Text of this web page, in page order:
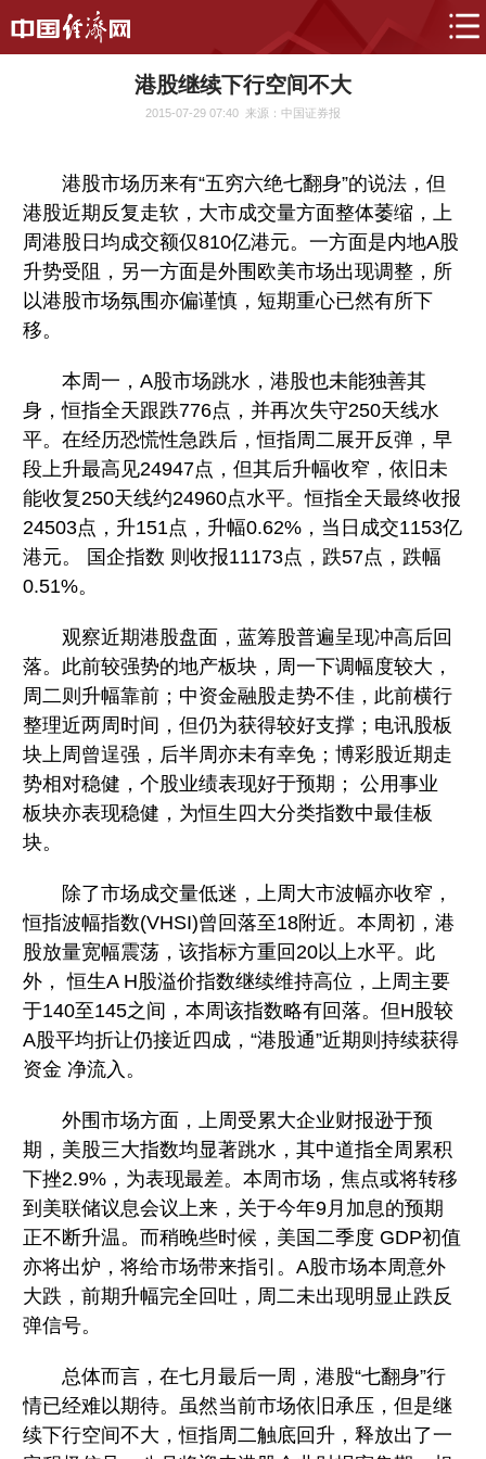
港股继续下行空间不大
2015-07-29 07:40 来源：中国证券报
港股市场历来有“五穷六绝七翻身”的说法，但
港股近期反复走软，大市成交量方面整体萎缩，上
周港股日均成交额仅810亿港元。一方面是内地A股
升势受阻，另一方面是外围欧美市场出现调整，所
以港股市场氛围亦偏谨慎，短期重心已然有所下
移。
本周一，A股市场跳水，港股也未能独善其
身，恒指全天跟跌776点，并再次失守250天线水
平。在经历恐慌性急跌后，恒指周二展开反弹，早
段上升最高见24947点，但其后升幅收窄，依旧未
能收复250天线约24960点水平。恒指全天最终收报
24503点，升151点，升幅0.62%，当日成交1153亿
港元。 国企指数 则收报11173点，跌57点，跌幅
0.51%。
观察近期港股盘面，蓝筹股普遍呈现冲高后回
落。此前较强势的地产板块，周一下调幅度较大，
周二则升幅靠前；中资金融股走势不佳，此前横行
整理近两周时间，但仍为获得较好支撑；电讯股板
块上周曾逞强，后半周亦未有幸免；博彩股近期走
势相对稳健，个股业绩表现好于预期； 公用事业
板块亦表现稳健，为恒生四大分类指数中最佳板
块。
除了市场成交量低迷，上周大市波幅亦收窄，
恒指波幅指数(VHSI)曾回落至18附近。本周初，港
股放量宽幅震荡，该指标方重回20以上水平。此
外， 恒生A H股溢价指数继续维持高位，上周主要
于140至145之间，本周该指数略有回落。但H股较
A股平均折让仍接近四成，“港股通”近期则持续获得
资金 净流入。
外围市场方面，上周受累大企业财报逊于预
期，美股三大指数均显著跳水，其中道指全周累积
下挫2.9%，为表现最差。本周市场，焦点或将转移
到美联储议息会议上来，关于今年9月加息的预期
正不断升温。而稍晚些时候，美国二季度 GDP初值
亦将出炉，将给市场带来指引。A股市场本周意外
大跌，前期升幅完全回吐，周二未出现明显止跌反
弹信号。
总体而言，在七月最后一周，港股“七翻身”行
情已经难以期待。虽然当前市场依旧承压，但是继
续下行空间不大，恒指周二触底回升，释放出了一